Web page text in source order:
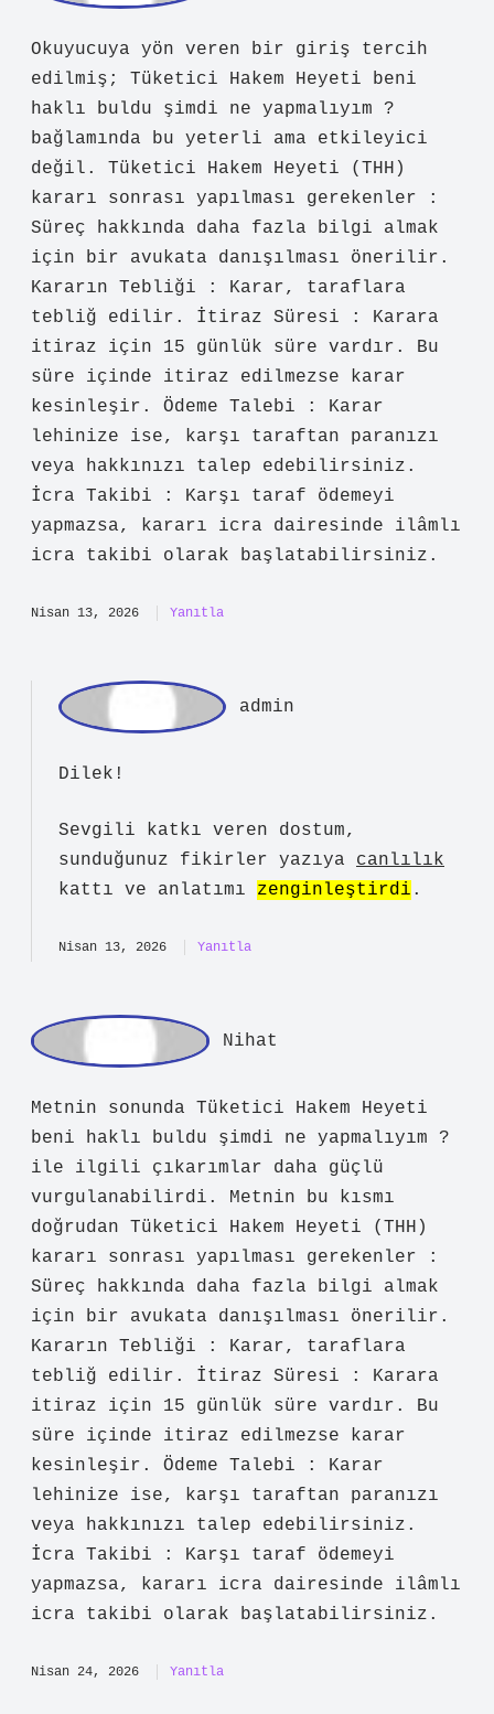
Eren! Sevgili dostum, katkılarınız
sayesinde yazı yalnızca daha
okunabilirolmadı, aynı zamanda çok
dahadüşünsel bütünlükkazandı.
Mart 13, 2026 Yanıtla
ilek
Okuyucuya yön veren bir giriş tercih
edilmiş; Tüketici Hakem Heyeti beni
haklı buldu şimdi ne yapmalıyım ?
bağlamında bu yeterli ama etkileyici
değil. Tüketici Hakem Heyeti (THH)
kararı sonrası yapılması gerekenler :
tebliğ edilir. İtiraz Süresi : Karara
itiraz için 15 günlük süre vardır. Bu
kesinleşir. Ödeme Talebi : Karar
veya hakkınızı talep edebilirsiniz.
İcra Takibi : Karşı taraf ödemeyi
yapmazsa, kararı icra dairesinde ilâmlı
dmin
Dilek!
Sevgili katkı veren dostum,
sunduğunuz fikirler yazıyacanlılık
kattı ve anlatımızenginleştirdi.
Nisan 13, 2026 Yanıtla
ihat
Metnin sonunda Tüketici Hakem Heyeti
beni haklı buldu şimdi ne yapmalıyım ?
vurgulanabilirdi. Metnin bu kısmı